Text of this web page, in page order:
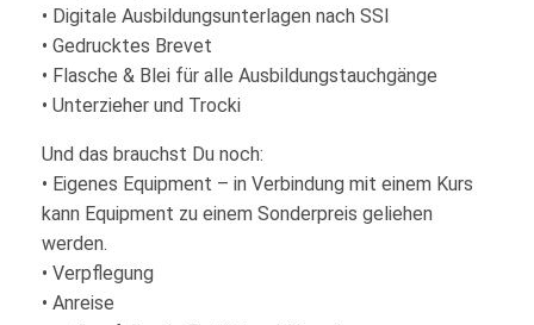
• Digitale Ausbildungsunterlagen nach SSI
• Gedrucktes Brevet
• Flasche & Blei für alle Ausbildungstauchgänge
• Unterzieher und Trocki
Und das brauchst Du noch:
• Eigenes Equipment – in Verbindung mit einem Kurs
kann Equipment zu einem Sonderpreis geliehen
werden.
• Verpflegung
• Anreise